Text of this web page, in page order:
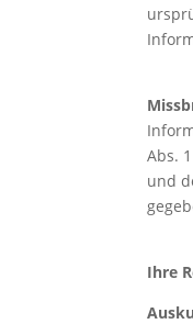
Abs.
und
Ihre